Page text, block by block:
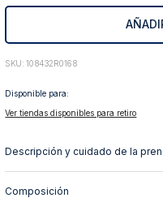
: 108432R0168
Disponible para:
Ver tiendas disponibles para retiro
Descripción y cuidado de la
Composición
10. abrigo